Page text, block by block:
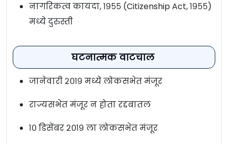
नागरिकत्व कायदा, १९५५ (Citizenship Act, १९५५)
मध्ये दुरुस्ती
घटनात्मक वाटचाल
जानेवारी २०१९ मध्ये लोकसभेत मंजूर
राज्यसभेत मंजूर न होता रद्दबातल
१० डिसेंबर २०१९ ला लोकसभेत मंजूर